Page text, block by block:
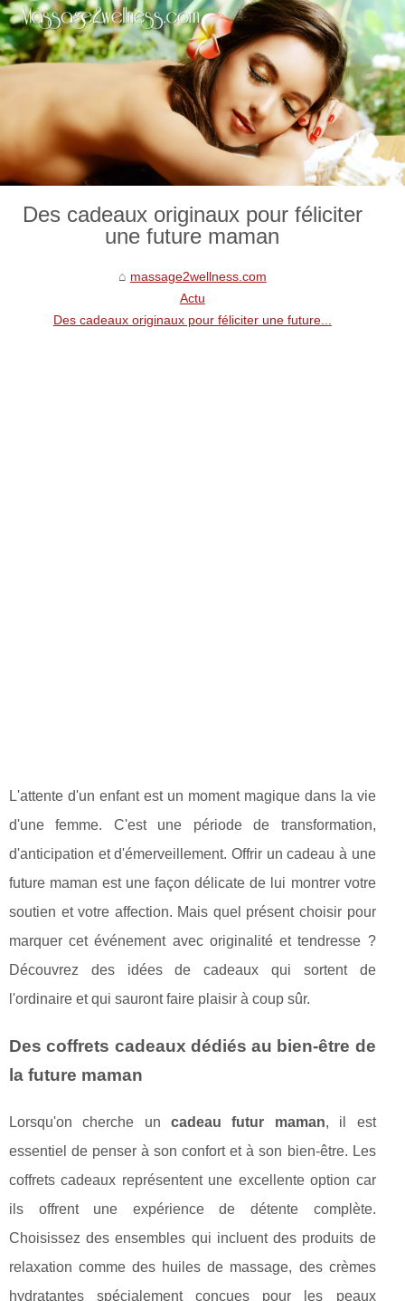
Des cadeaux originaux pour féliciter
une future maman
massage2wellness.com
Actu
Des cadeaux originaux pour féliciter une future...
L'attente d'un enfant est un moment magique dans la vie
d'une femme. C'est une période de transformation,
d'anticipation et d'émerveillement. Offrir un cadeau à une
future maman est une façon délicate de lui montrer votre
soutien et votre affection. Mais quel présent choisir pour
marquer cet événement avec originalité et tendresse ?
Découvrez des idées de cadeaux qui sortent de
l'ordinaire et qui sauront faire plaisir à coup sûr.
Des coffrets cadeaux dédiés au bien-être de
la future maman
Lorsqu'on cherche uncadeau futur maman, il est
essentiel de penser à son confort et à son bien-être. Les
coffrets cadeaux représentent une excellente option car
ils offrent une expérience de détente complète.
Choisissez des ensembles qui incluent des produits de
relaxation comme des huiles de massage, des crèmes
hydratantes spécialement conçues pour les peaux